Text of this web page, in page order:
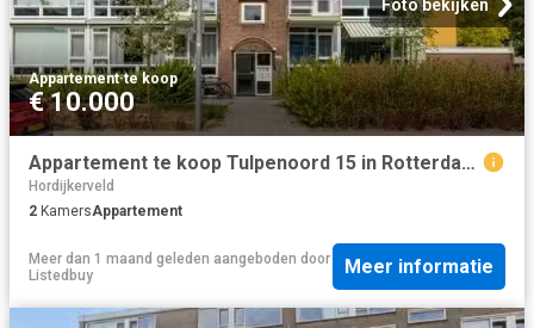
Foto bekijken
Appartement·te koop
€ 10.000
Appartement te koop Tulpenoord 15 in Rotterdam voor € 249.000
Hordijkerveld
2 KamersAppartement
Meer dan 1 maand geleden aangeboden door
Listedbuy
Meer informatie